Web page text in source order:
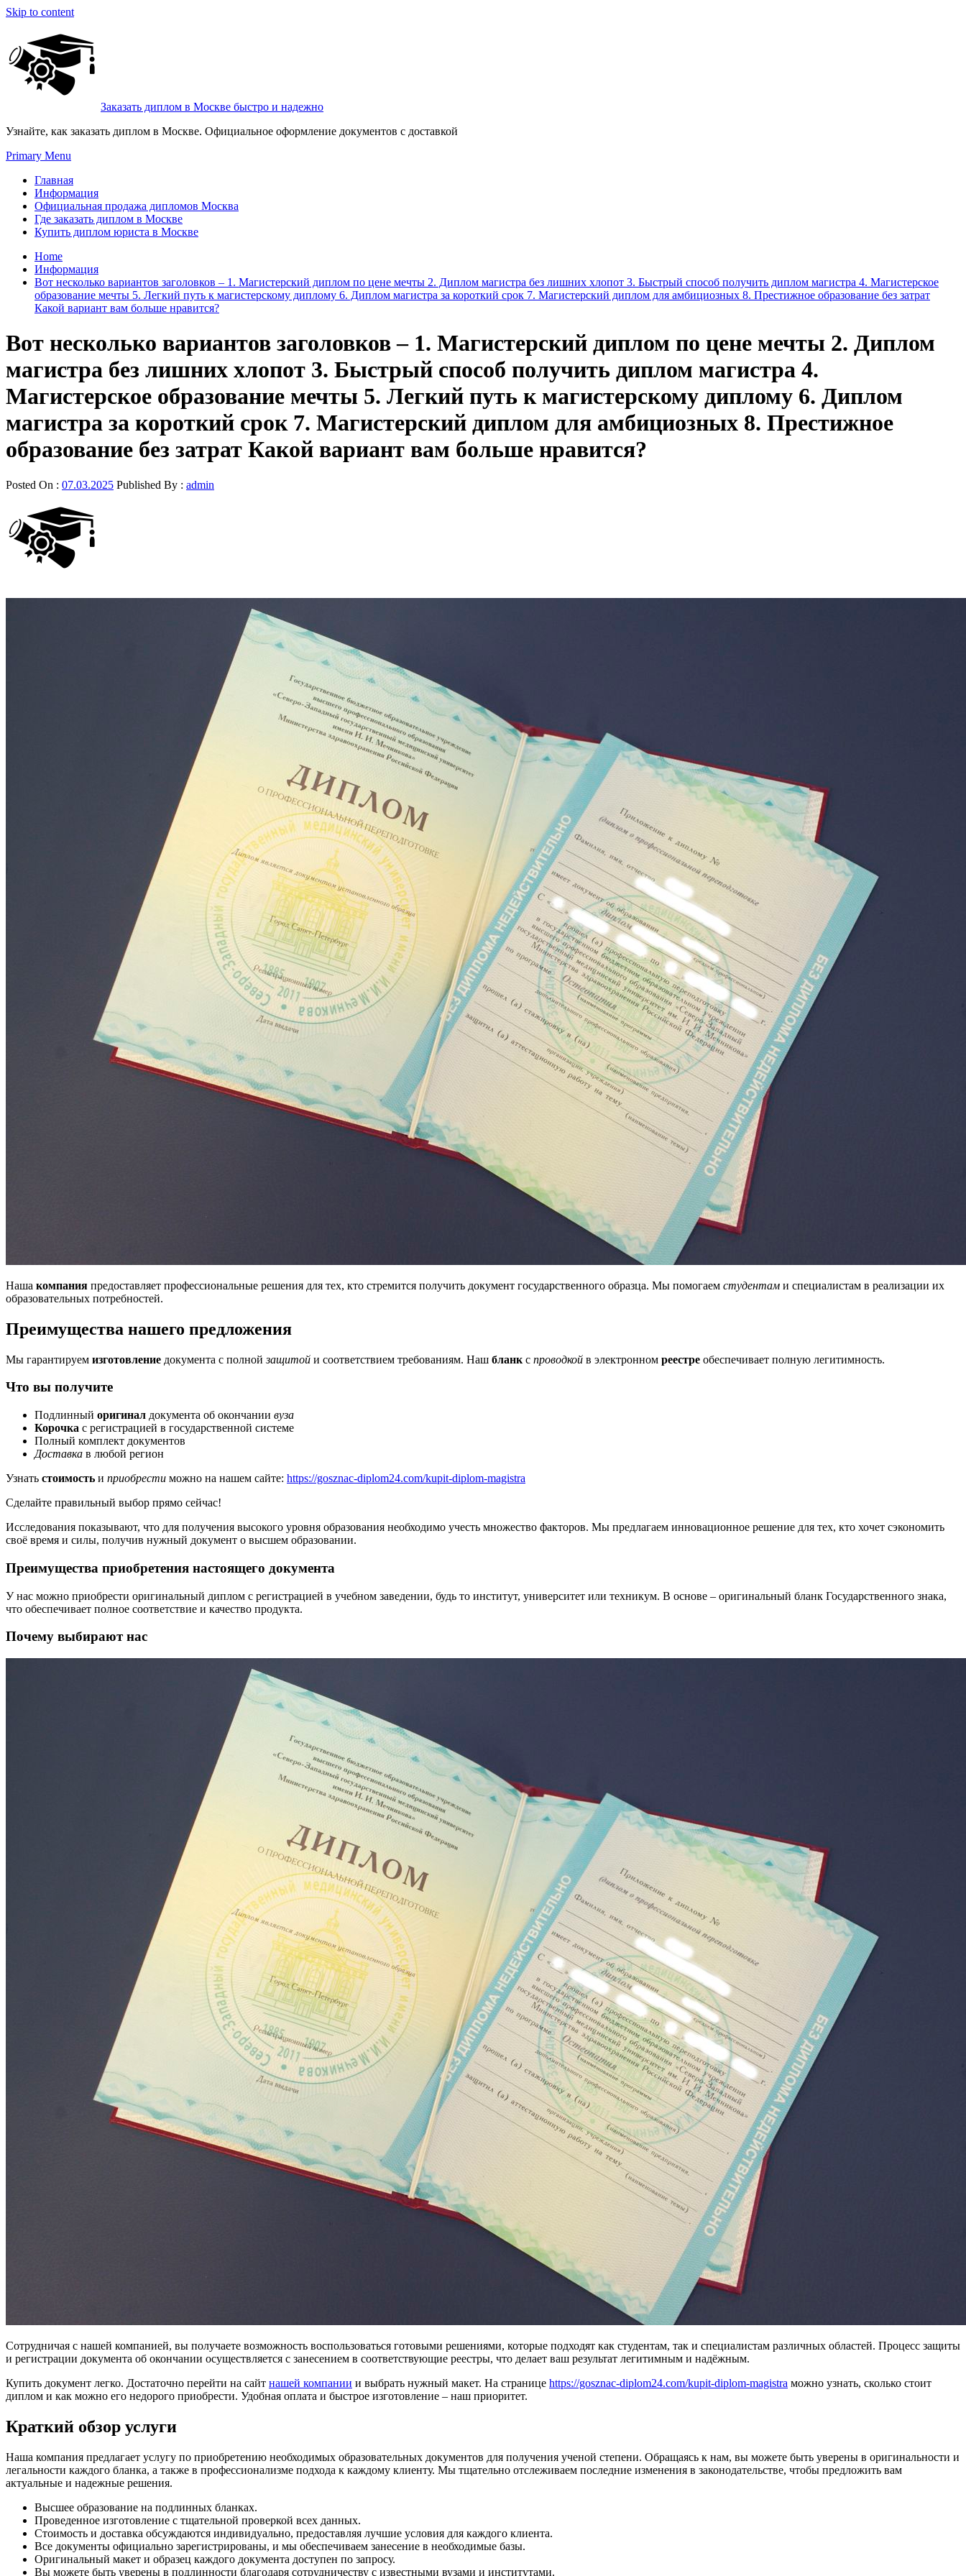
Skip to content
Заказать диплом в Москве быстро и надежно
Узнайте, как заказать диплом в Москве. Официальное оформление документов с доставкой
Primary Menu
Главная
Информация
Официальная продажа дипломов Москва
Где заказать диплом в Москве
Купить диплом юриста в Москве
Home
Информация
Вот несколько вариантов заголовков – 1. Магистерский диплом по цене мечты 2. Диплом магистра без лишних хлопот 3. Быстрый способ получить диплом магистра 4. Магистерское
образование мечты 5. Легкий путь к магистерскому диплому 6. Диплом магистра за короткий срок 7. Магистерский диплом для амбициозных 8. Престижное образование без затрат
Какой вариант вам больше нравится?
Вот несколько вариантов заголовков – 1. Магистерский диплом по цене мечты 2. Диплом
магистра без лишних хлопот 3. Быстрый способ получить диплом магистра 4.
Магистерское образование мечты 5. Легкий путь к магистерскому диплому 6. Диплом
магистра за короткий срок 7. Магистерский диплом для амбициозных 8. Престижное
образование без затрат Какой вариант вам больше нравится?
Posted On : 07.03.2025 Published By : admin
Наша компания предоставляет профессиональные решения для тех, кто стремится получить документ государственного образца. Мы помогаем студентам и специалистам в реализации их
образовательных потребностей.
Преимущества нашего предложения
Мы гарантируем изготовление документа с полнойзащитой и соответствием требованиям. Наш бланк с проводкой в электронном реестре обеспечивает полную легитимность.
Что вы получите
Подлинный оригинал документа об окончании вуза
Корочка с регистрацией в государственной системе
Полный комплект документов
Доставка в любой регион
Узнать стоимость и приобрести можно на нашем сайте: https://gosznac-diplom24.com/kupit-diplom-magistra
Сделайте правильный выбор прямо сейчас!
Исследования показывают, что для получения высокого уровня образования необходимо учесть множество факторов. Мы предлагаем инновационное решение для тех, кто хочет сэкономить
своё время и силы, получив нужный документ о высшем образовании.
Преимущества приобретения настоящего документа
У нас можно приобрести оригинальный диплом с регистрацией в учебном заведении, будь то институт, университет или техникум. В основе – оригинальный бланк Государственного знака,
что обеспечивает полное соответствие и качество продукта.
Почему выбирают нас
Сотрудничая с нашей компанией, вы получаете возможность воспользоваться готовыми решениями, которые подходят как студентам, так и специалистам различных областей. Процесс защиты
и регистрации документа об окончании осуществляется с занесением в соответствующие реестры, что делает ваш результат легитимным и надёжным.
Купить документ легко. Достаточно перейти на сайт нашей компании и выбрать нужный макет. На странице https://gosznac-diplom24.com/kupit-diplom-magistra можно узнать, сколько стоит
диплом и как можно его недорого приобрести. Удобная оплата и быстрое изготовление – наш приоритет.
Краткий обзор услуги
Наша компания предлагает услугу по приобретению необходимых образовательных документов для получения ученой степени. Обращаясь к нам, вы можете быть уверены в оригинальности и
легальности каждого бланка, а также в профессионализме подхода к каждому клиенту. Мы тщательно отслеживаем последние изменения в законодательстве, чтобы предложить вам
актуальные и надежные решения.
Высшее образование на подлинных бланках.
Проведенное изготовление с тщательной проверкой всех данных.
Стоимость и доставка обсуждаются индивидуально, предоставляя лучшие условия для каждого клиента.
Все документы официально зарегистрированы, и мы обеспечиваем занесение в необходимые базы.
Оригинальный макет и образец каждого документа доступен по запросу.
Вы можете быть уверены в подлинности благодаря сотрудничеству с известными вузами и институтами.